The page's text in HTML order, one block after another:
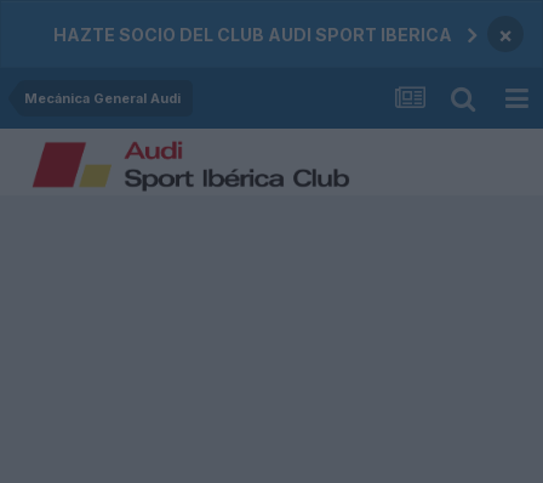
HAZTE SOCIO DEL CLUB AUDI SPORT IBERICA ×
Mecánica General Audi